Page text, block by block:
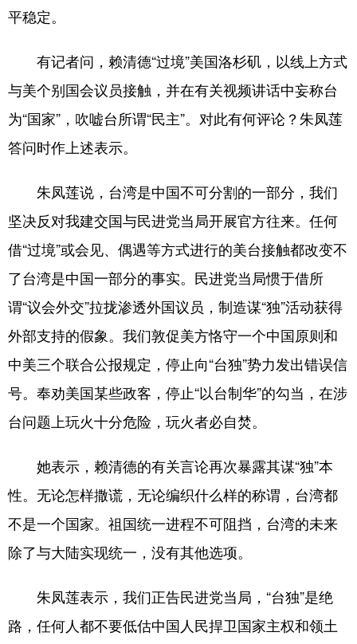
城市
彩票 娱乐 时尚 悦读
公益 一带一路 亚太网 上市公司
文化产业
地方频道
北京 天津 河北 山西
辽宁 吉林 上海 江苏
浙江 安徽 福建 江西
山东 河南 湖北 湖南
四川 贵州 云南 西藏
陕西 甘肃 青海
多语种频道
English Español Français
Deutsch Português
平稳定。
有记者问，赖清德“过境”美国洛杉矶，以线上方式
与美个别国会议员接触，并在有关视频讲话中妄称台
为“国家”，吹嘘台所谓“民主”。对此有何评论？朱凤莲
答问时作上述表示。
朱凤莲说，台湾是中国不可分割的一部分，我们
坚决反对我建交国与民进党当局开展官方往来。任何
借“过境”或会见、偶遇等方式进行的美台接触都改变不
了台湾是中国一部分的事实。民进党当局惯于借所
谓“议会外交”拉拢渗透外国议员，制造谋“独”活动获得
外部支持的假象。我们敦促美方恪守一个中国原则和
中美三个联合公报规定，停止向“台独”势力发出错误信
号。奉劝美国某些政客，停止“以台制华”的勾当，在涉
台问题上玩火十分危险，玩火者必自焚。
她表示，赖清德的有关言论再次暴露其谋“独”本
性。无论怎样撒谎，无论编织什么样的称谓，台湾都
不是一个国家。祖国统一进程不可阻挡，台湾的未来
除了与大陆实现统一，没有其他选项。
朱凤莲表示，我们正告民进党当局，“台独”是绝
路，任何人都不要低估中国人民捍卫国家主权和领土